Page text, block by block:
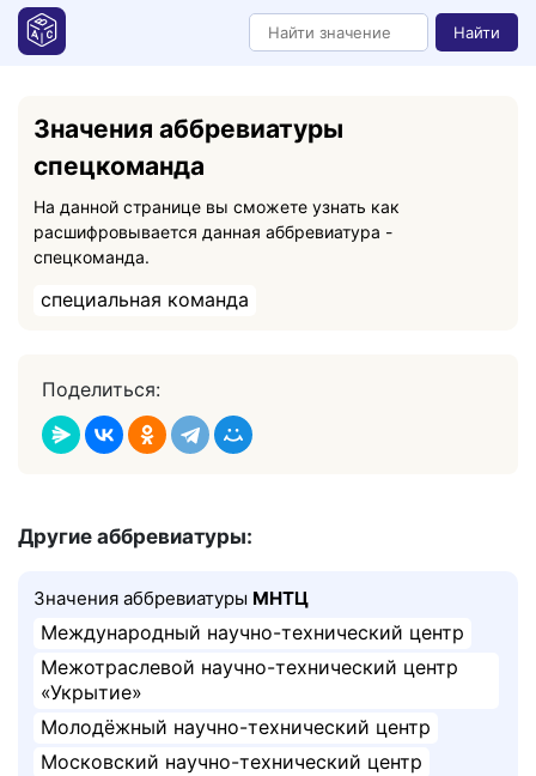
Найти
Значения аббревиатуры
спецкоманда
На данной странице вы сможете узнать как
расшифровывается данная аббревиатура -
спецкоманда.
специальная команда
Поделиться:
Другие аббревиатуры:
Значения аббревиатуры МНТЦ
Международный научно-технический центр
Межотраслевой научно-технический центр
«Укрытие»
Молодёжный научно-технический центр
Московский научно-технический центр